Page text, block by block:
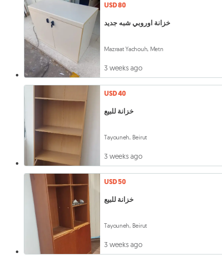
USD 80
خزانة اوروبي شبه جديد
Mazraat Yachouh, Metn
3 weeks ago
USD 40
خزانة للبيع
Tayouneh, Beirut
3 weeks ago
USD 50
خزانة للبيع
Tayouneh, Beirut
3 weeks ago